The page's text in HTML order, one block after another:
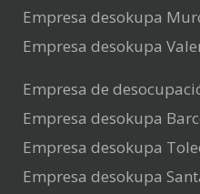
Empresa desokupa
Empresa desokupa
Empresa de
Empresa desokupa
Empresa desokupa
Empresa desokupa